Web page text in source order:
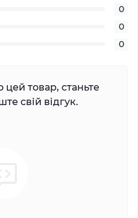
0
0
0
цей товар, станьте
свій відгук.